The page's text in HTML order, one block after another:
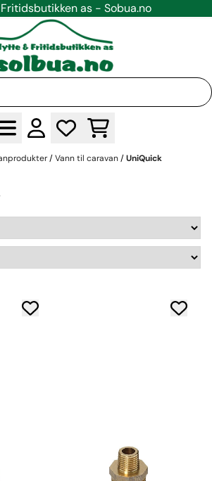
as - Sobua.no
/Vann til caravan/UniQuick